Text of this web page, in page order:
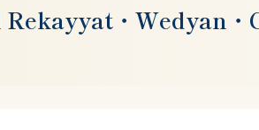
Rekayyat・Wedyan